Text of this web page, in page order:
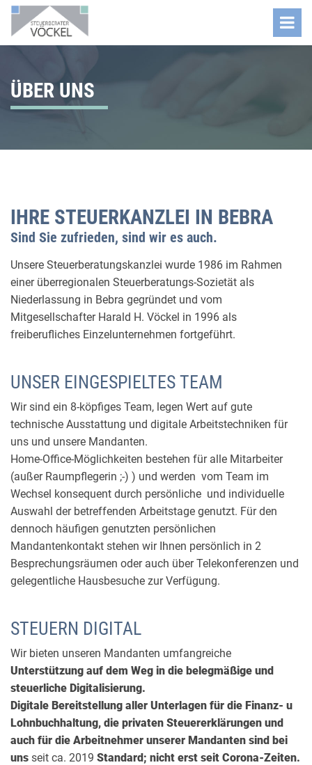
ÜBER UNS
IHRE STEUERKANZLEI IN BEBRA
Sind Sie zufrieden, sind wir es auch.
Unsere Steuerberatungskanzlei wurde 1986 im Rahmen
einer überregionalen Steuerberatungs-Sozietät als
Niederlassung in Bebra gegründet und vom
Mitgesellschafter Harald H. Vöckel in 1996 als
freiberufliches Einzelunternehmen fortgeführt.
UNSER EINGESPIELTES TEAM
Wir sind ein 8-köpfiges Team, legen Wert auf gute
technische Ausstattung und digitale Arbeitstechniken für
uns und unsere Mandanten.
Home-Office-Möglichkeiten bestehen für alle Mitarbeiter
(außer Raumpflegerin ;-) ) und werden vom Team im
Wechsel konsequent durch persönliche und individuelle
Auswahl der betreffenden Arbeitstage genutzt. Für den
dennoch häufigen genutzten persönlichen
Mandantenkontakt stehen wir Ihnen persönlich in 2
Besprechungsräumen oder auch über Telekonferenzen und
gelegentliche Hausbesuche zur Verfügung.
STEUERN DIGITAL
Wir bieten unseren Mandanten umfangreiche
Unterstützung auf dem Weg in die belegmäßige und
steuerliche Digitalisierung.
Digitale Bereitstellung aller Unterlagen für die Finanz- u
Lohnbuchhaltung, die privaten Steuererklärungen und
auch für die Arbeitnehmer unserer Mandanten sind bei
uns seit ca. 2019 Standard; nicht erst seit Corona-Zeiten.